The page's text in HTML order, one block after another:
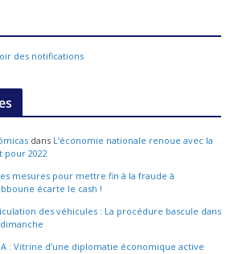
des notifications
dans L’économie nationale renoue avec la
pour 2022
mesures pour mettre fin à la fraude à
écarte le cash !
des véhicules : La procédure bascule dans
: Vitrine d’une diplomatie économique active